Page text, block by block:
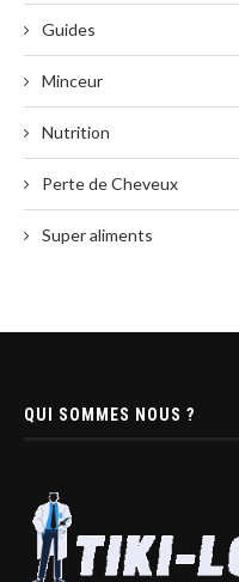
Guides
Minceur
Nutrition
Perte de Cheveux
Super aliments
QUI SOMMES NOUS ?